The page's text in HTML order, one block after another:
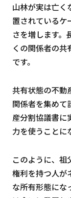
山林が実は亡く
置されているケ
さを増します。
くの関係者の共
です。
共有状態の不動
関係者を集めて
産分割協議書に
力を使うことに
このように、祖
権利を持つ人が
な所有形態にな